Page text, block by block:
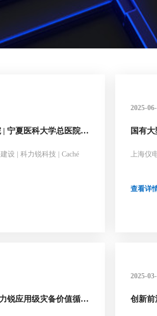
| 宁夏医科大学总医院以
设 | 科力锐科技 | Caché
2025-
国有
设方案
上海仪
查看详
锐应用级灾备价值循
2025-
创新前